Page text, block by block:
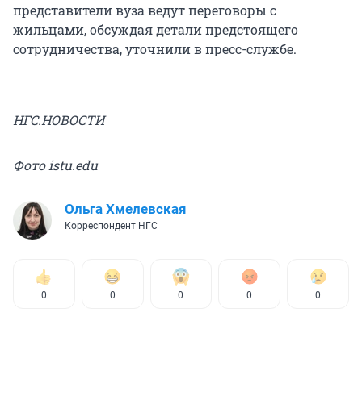
представители вуза ведут переговоры с
жильцами, обсуждая детали предстоящего
сотрудничества, уточнили в пресс-службе.
НГС.НОВОСТИ
Фото istu.edu
Ольга Хмелевская
Корреспондент НГС
0 0 0 0 0